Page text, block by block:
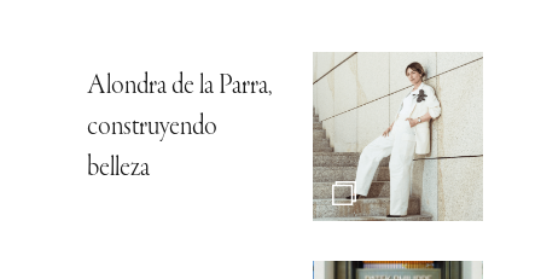
Alondra de la Parra,
construyendo
belleza